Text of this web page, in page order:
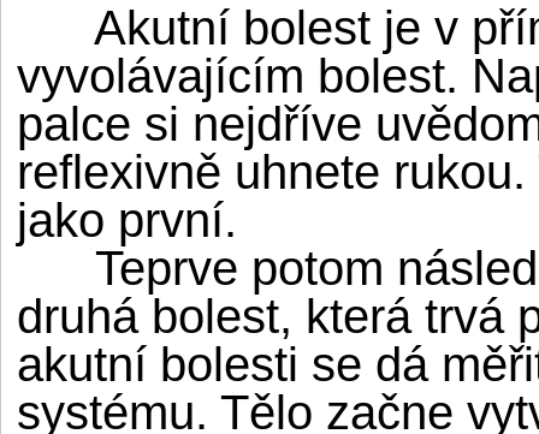
Akutní bolest je v
vyvolávajícím bolest.
palce si nejdříve
reflexivně uhnete
jako první.
Teprve potom
druhá bolest, která trvá
akutní bolesti se dá
systému. Tělo začne